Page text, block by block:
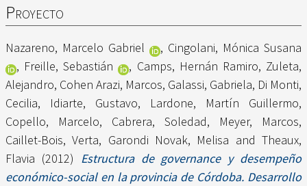
Proyecto
Nazareno, Marcelo Gabriel , Cingolani, Mónica Susana
, Freille, Sebastián , Camps, Hernán Ramiro, Zuleta,
Alejandro, Cohen Arazi, Marcos, Galassi, Gabriela, Di Monti,
Cecilia, Idiarte, Gustavo, Lardone, Martín Guillermo,
Copello, Marcelo, Cabrera, Soledad, Meyer, Marcos,
Caillet-Bois, Verta, Garondi Novak, Melisa andTheaux,
Flavia (2012) Estructura de governance y desempeño
económico-social en la provincia de Córdoba. Desarrollo